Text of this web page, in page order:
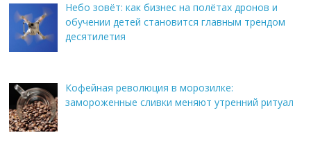
Небо зовёт: как бизнес на полётах дронов и
обучении детей становится главным трендом
десятилетия
Кофейная революция в морозилке:
замороженные сливки меняют утренний ритуал